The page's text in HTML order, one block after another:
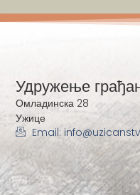
Удружење
Омладинска 28
Ужице
Email: